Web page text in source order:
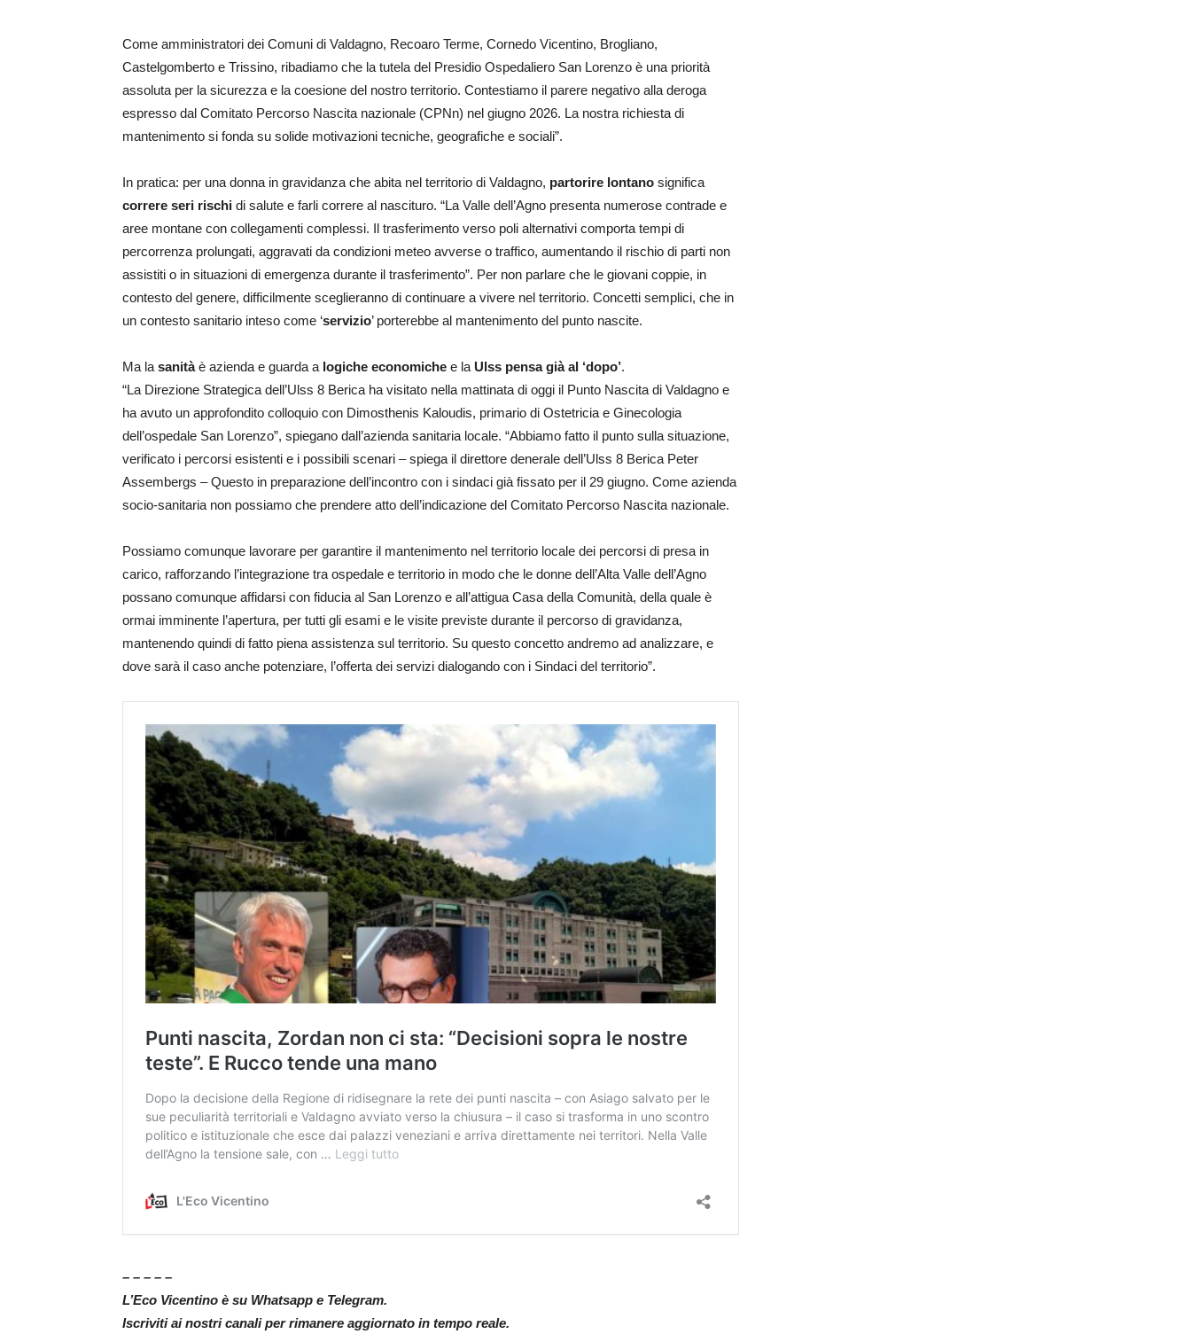
Come amministratori dei Comuni di Valdagno, Recoaro Terme, Cornedo Vicentino, Brogliano,
Castelgomberto e Trissino, ribadiamo che la tutela del Presidio Ospedaliero San Lorenzo è una priorità
assoluta per la sicurezza e la coesione del nostro territorio. Contestiamo il parere negativo alla deroga
espresso dal Comitato Percorso Nascita nazionale (CPNn) nel giugno 2026. La nostra richiesta di
mantenimento si fonda su solide motivazioni tecniche, geografiche e sociali”.
In pratica: per una donna in gravidanza che abita nel territorio di Valdagno, partorire lontano significa
correre seri rischi di salute e farli correre al nascituro. “La Valle dell’Agno presenta numerose contrade e
aree montane con collegamenti complessi. Il trasferimento verso poli alternativi comporta tempi di
percorrenza prolungati, aggravati da condizioni meteo avverse o traffico, aumentando il rischio di parti non
assistiti o in situazioni di emergenza durante il trasferimento”. Per non parlare che le giovani coppie, in
contesto del genere, difficilmente sceglieranno di continuare a vivere nel territorio. Concetti semplici, che in
un contesto sanitario inteso come ‘servizio’ porterebbe al mantenimento del punto nascite.
Ma la sanitàè azienda e guarda a logiche economiche e la Ulss pensa già al ‘dopo’.
“La Direzione Strategica dell’Ulss 8 Berica ha visitato nella mattinata di oggi il Punto Nascita di Valdagno e
ha avuto un approfondito colloquio con Dimosthenis Kaloudis, primario di Ostetricia e Ginecologia
dell’ospedale San Lorenzo”, spiegano dall’azienda sanitaria locale. “Abbiamo fatto il punto sulla situazione,
verificato i percorsi esistenti e i possibili scenari – spiega il direttore denerale dell’Ulss 8 Berica Peter
Assembergs – Questo in preparazione dell’incontro con i sindaci già fissato per il 29 giugno. Come azienda
socio-sanitaria non possiamo che prendere atto dell’indicazione del Comitato Percorso Nascita nazionale.
Possiamo comunque lavorare per garantire il mantenimento nel territorio locale dei percorsi di presa in
carico, rafforzando l’integrazione tra ospedale e territorio in modo che le donne dell’Alta Valle dell’Agno
possano comunque affidarsi con fiducia al San Lorenzo e all’attigua Casa della Comunità, della quale è
ormai imminente l’apertura, per tutti gli esami e le visite previste durante il percorso di gravidanza,
mantenendo quindi di fatto piena assistenza sul territorio. Su questo concetto andremo ad analizzare, e
dove sarà il caso anche potenziare, l’offerta dei servizi dialogando con i Sindaci del territorio”.
– – – – –
L’Eco Vicentino è su Whatsapp e Telegram.
Iscriviti ai nostri canali per rimanere aggiornato in tempo reale.